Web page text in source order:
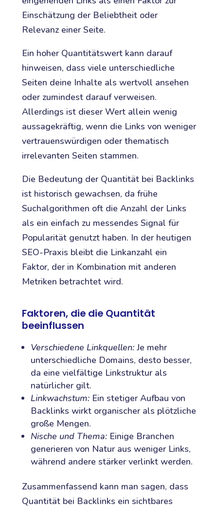
Einschätzung der Beliebtheit oder
Relevanz einer Seite.
Ein hoher Quantitätswert kann darauf
hinweisen, dass viele unterschiedliche
Seiten deine Inhalte als wertvoll ansehen
oder zumindest darauf verweisen.
Allerdings ist dieser Wert allein wenig
aussagekräftig, wenn die Links von weniger
vertrauenswürdigen oder thematisch
irrelevanten Seiten stammen.
Die Bedeutung der Quantität bei Backlinks
ist historisch gewachsen, da frühe
Suchalgorithmen oft die Anzahl der Links
als ein einfach zu messendes Signal für
Popularität genutzt haben. In der heutigen
SEO-Praxis bleibt die Linkanzahl ein
Faktor, der in Kombination mit anderen
Metriken betrachtet wird.
Faktoren, die die Quantität
beeinflussen
Verschiedene Linkquellen:Je mehr
unterschiedliche Domains, desto besser,
da eine vielfältige Linkstruktur als
natürlicher gilt.
Linkwachstum:Ein stetiger Aufbau von
Backlinks wirkt organischer als plötzliche
große Mengen.
Nische und Thema:Einige Branchen
generieren von Natur aus weniger Links,
während andere stärker verlinkt werden.
Zusammenfassend kann man sagen, dass
Quantität bei Backlinks ein sichtbares